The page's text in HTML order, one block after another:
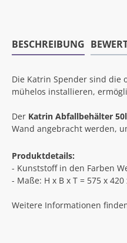
BESCHREIBUNG
Die Katrin Spender sind die
mühelos installieren,
Der Katrin Abfallbehälter 50l
Wand angebracht werden,
Produktdetails:
- Kunststoff in den Farben
- Maße: H x B x T = 575 x
Weitere Informationen